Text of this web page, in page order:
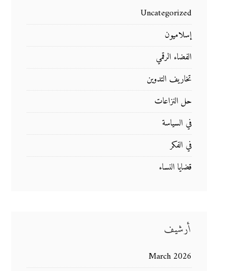
Uncategorized
إسلاميون
الفضاء الرقمي
تخاريف التدوين
حل النزاعات
في السياسة
في الفكر
قضايا النساء
أرشيف
March 2026